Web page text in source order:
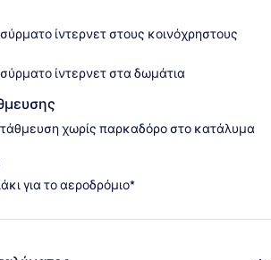
ίντερνετ στους κοινόχρηστους
ίντερνετ στα δωμάτια
χωρίς παρκαδόρο στο κατάλυμα
για το αεροδρόμιο*